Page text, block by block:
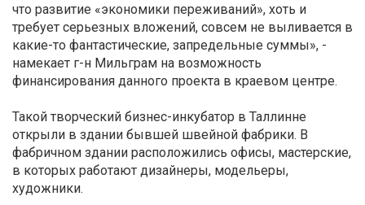
что развитие «экономики переживаний», хоть и
требует серьезных вложений, совсем не выливается в
какие-то фантастические, запредельные суммы», -
намекает г-н Мильграм на возможность
финансирования данного проекта в краевом центре.
Такой творческий бизнес-инкубатор в Таллинне
открыли в здании бывшей швейной фабрики. В
фабричном здании расположились офисы, мастерские,
в которых работают дизайнеры, модельеры,
художники.